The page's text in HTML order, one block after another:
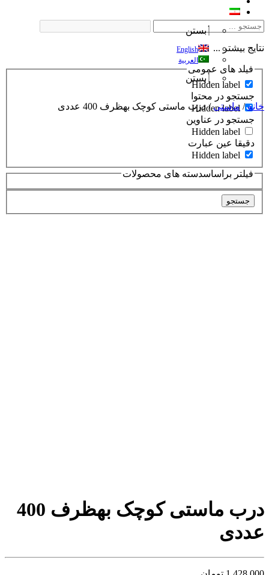
نتایج بیشتر ...
فیلد های عمومی
Hidden label
جستجو در محتوا
Hidden label
جستجو در عناوین
Hidden label
دقیقا عین عبارت
Hidden label
فیلتر براساسدسته های محصولات
جستجو
بستن
English
العربية
بستن
خانه/ ماستی/ درب ماستی کوچک بهظرف 400 عددی
درب ماستی کوچک بهظرف 400
عددی